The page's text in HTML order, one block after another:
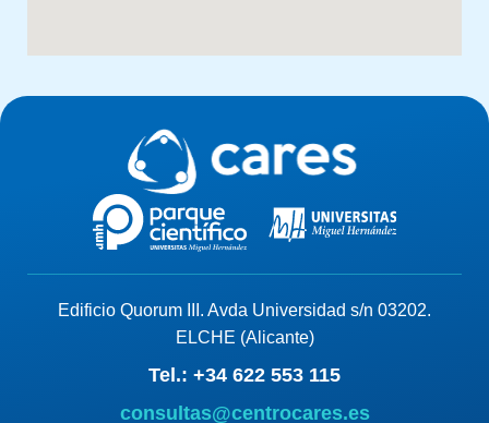
Edificio Quorum III. Avda Universidad s/n 03202.
ELCHE (Alicante)
Tel.: +34 622 553 115
consultas@centrocares.es